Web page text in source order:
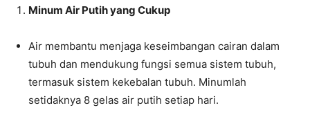
Minum Air Putih yang Cukup
Air membantu menjaga keseimbangan cairan dalam
tubuh dan mendukung fungsi semua sistem tubuh,
termasuk sistem kekebalan tubuh. Minumlah
setidaknya 8 gelas air putih setiap hari.